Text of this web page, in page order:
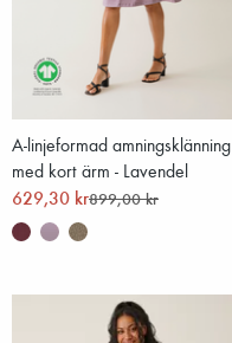
A-linjeformad amningsklänning
med kort ärm - Lavendel
629,30 kr899,00 kr